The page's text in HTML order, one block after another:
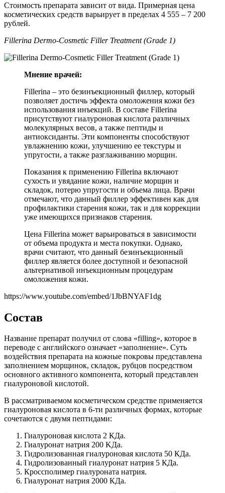
Стоимость препарата зависит от вида. Примерная цена
косметических средств варьирует в пределах 4 555 – 7 200
рублей.
Fillerina Dermo-Cosmetic Filler Treatment (Grade 1)
Мнение врачей:
Fillerina – это безинъекционный филлер, который
позволяет достичь эффекта омоложения кожи без
использования инъекций. В составе Fillerina
присутствуют гиалуроновая кислота различных
молекулярных весов, а также пептиды и
антиоксиданты. Эти компоненты способствуют
увлажнению кожи, улучшению ее текстуры и
упругости, а также разглаживанию морщин.
Показания к применению Fillerina включают
сухость и увядание кожи, наличие морщин и
складок, потерю упругости и объема лица. Врачи
отмечают, что данный филлер эффективен как для
профилактики старения кожи, так и для коррекции
уже имеющихся признаков старения.
Цена Fillerina может варьироваться в зависимости
от объема продукта и места покупки. Однако,
врачи считают, что данный безинъекционный
филлер является более доступной и безопасной
альтернативой инъекционным процедурам
омоложения кожи.
https://www.youtube.com/embed/1JbBNYAF1dg
Состав
Название препарат получил от слова «filling», которое в
переводе с английского означает «заполнение». Суть
воздействия препарата на кожные покровы представлена
заполнением морщинок, складок, рубцов посредством
основного активного компонента, который представлен
гиалуроновой кислотой.
В рассматриваемом косметическом средстве применяется
гиалуроновая кислота в 6-ти различных формах, которые
сочетаются с двумя пептидами:
Гиалуроновая кислота 2 КДа.
Гиалуронат натрия 200 KДа.
Гидролизованная гиалуроновая кислота 50 КДа.
Гидролизованный гиалуронат натрия 5 КДа.
Кроссполимер гиалуроната натрия.
Гиалуронат натрия 2000 КДа.